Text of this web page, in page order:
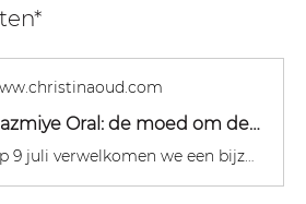
Nazmiye Oral: de moed om de ander familie te maken
Op 9 juli verwelkomen we een bijzondere gast: Nazmiye Oral.Actrice, schrijver, theatermaker, columnist, Gouden Kalf-winnaar en medeoprichter van Female Economy. Maar bovenal een vrouw die haar leven heeft gewijd aan het overbruggen van afstanden tussen mensen. Afstanden tussen culturen, generaties, overtuigingen en werelden die op het eerste gezicht onverenigbaar lijken. Toch zoekt Nazmiye steeds opnieuw naar de plek waar ontmoeting mogelijk wordt. Niet vanuit conflict, maar vanuit nieuwsgierigh